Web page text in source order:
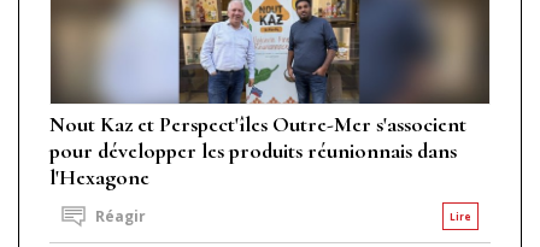
Nout Kaz et Perspect'îles Outre-Mer s'associent
pour développer les produits réunionnais dans
l'Hexagone
Lire
Réagir